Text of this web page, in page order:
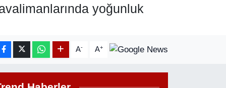
yoğunluk
A- A+